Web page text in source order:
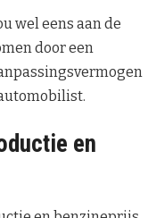
wel eens aan de
door een
en